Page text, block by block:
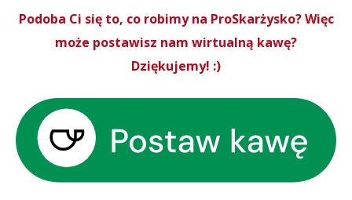
Podoba Ci się to, co robimy na ProSkarżysko? Więc
może postawisz nam wirtualną kawę?
Dziękujemy! :)